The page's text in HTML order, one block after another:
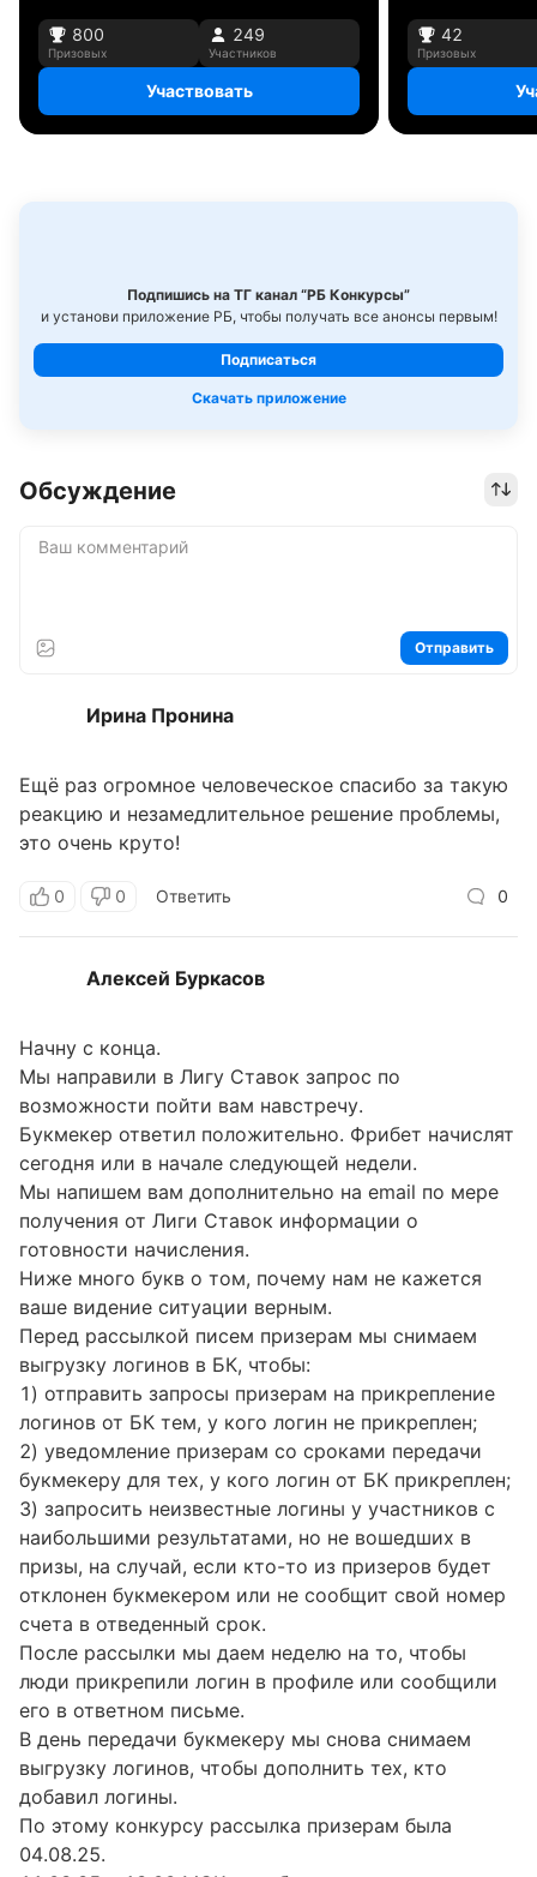
800
Призовых
249
Участников
Участвовать
42
Призовых
Подпишись на ТГ канал “РБ Конкурсы”
и установи приложение РБ, чтобы получать все анонсы первым!
Подписаться
Скачать приложение
Обсуждение
Отправить
Ирина Пронина
Ещё раз огромное человеческое спасибо за такую
реакцию и незамедлительное решение проблемы,
это очень круто!
0 0 Ответить 0
Алексей Буркасов
Начну с конца.
Мы направили в Лигу Ставок запрос по
возможности пойти вам навстречу.
Букмекер ответил положительно. Фрибет начислят
сегодня или в начале следующей недели.
Мы напишем вам дополнительно на email по мере
получения от Лиги Ставок информации о
готовности начисления.
Ниже много букв о том, почему нам не кажется
ваше видение ситуации верным.
Перед рассылкой писем призерам мы снимаем
выгрузку логинов в БК, чтобы:
1) отправить запросы призерам на прикрепление
логинов от БК тем, у кого логин не прикреплен;
2) уведомление призерам со сроками передачи
букмекеру для тех, у кого логин от БК прикреплен;
3) запросить неизвестные логины у участников с
наибольшими результатами, но не вошедших в
призы, на случай, если кто-то из призеров будет
отклонен букмекером или не сообщит свой номер
счета в отведенный срок.
После рассылки мы даем неделю на то, чтобы
люди прикрепили логин в профиле или сообщили
его в ответном письме.
В день передачи букмекеру мы снова снимаем
выгрузку логинов, чтобы дополнить тех, кто
добавил логины.
По этому конкурсу рассылка призерам была
04.08.25.